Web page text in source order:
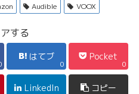
Audible VOOX
する
はてブ
0
Pocket
0
LinkedIn コピー